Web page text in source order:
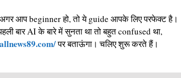
आप beginner हो, तो ये guide आपके लिए परफेक्ट है।
बार AI के बारे में सुनता था तो बहुत confused था,
पर बताऊंगा। चलिए शुरू करते हैं।